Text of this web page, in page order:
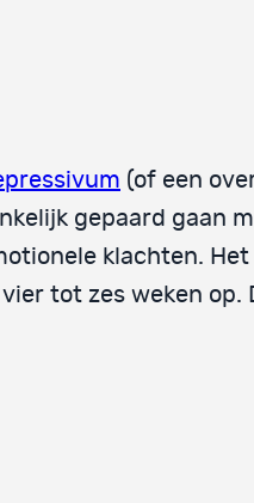
(of een
gepaard gaan
klachten.
tot zes weken op.